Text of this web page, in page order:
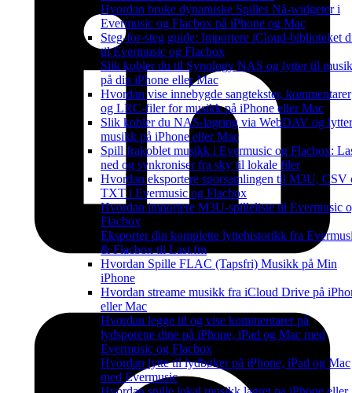
Hvordan bruke dynamiske Spilles Nå-widgeter i
Evermusic og Flacbox på iPhone og Mac
Steg-for-steg guide: Importere iCloud-biblioteket
til Evermusic og Flacbox
Slik kobler du til Synology NAS og lytter til
på din iPhone eller Mac
Hvordan vise innebygde sangtekster, kommentarer
og LRC-filer for musikk på iPhone eller Mac
Slik kobler du NAS-lagring via WebDAV og
musikk på iPhone eller Mac
Spill frakoblet musikk i Evermusic og Flacbox:
ned og synkroniser fra sky til lokale filer
Hvordan eksportere sporsamlingen til M3U, CSV
TXT i Evermusic og Flacbox
Hvordan importere M3U-spilleliste til Evermusic
Flacbox
Eksporter din komplette lyttehistorikk fra
& Flacbox til Last.fm
Hvordan Spille FLAC (Tapsfri) Musikk på Min
iPhone
Hvordan streame musikk fra iCloud Drive på
eller Mac
Hvordan legge til og vise kommentarer på
lydsporene dine på iPhone, iPad og Mac med
Evermusic og Flacbox
Hvordan lytte til lydbøker på iPhone, iPad og Mac
med Evermusic